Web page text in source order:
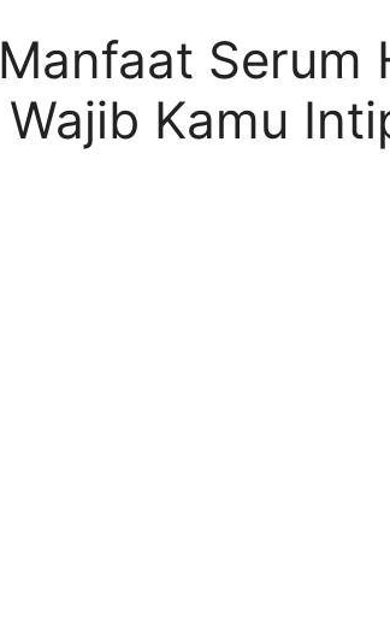
Serum
Kamu